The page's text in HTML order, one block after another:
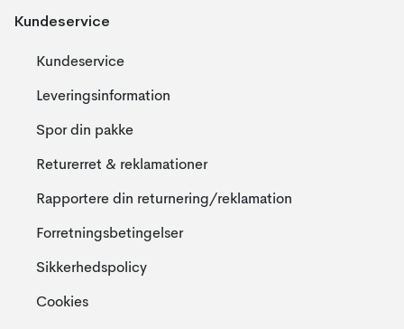
Kundeservice
Kundeservice
Leveringsinformation
Spor din pakke
Returerret & reklamationer
Rapportere din returnering/reklamation
Forretningsbetingelser
Sikkerhedspolicy
Cookies